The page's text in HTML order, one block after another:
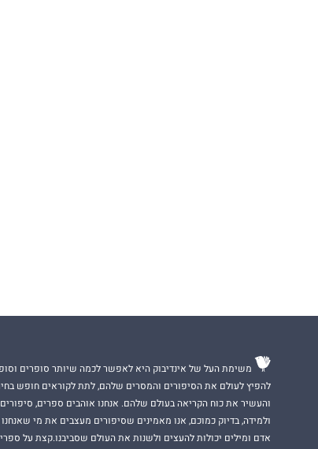
משימת העל של אינדיבוק היא לאפשר לכמה שיותר סופרים
להפיץ לעולם את הסיפורים והמסרים שלהם, לתת לקוראים חופש
והעשיר את כוח הקריאה בעולם שלהם. אנחנו אוהבים ספרים, סיפורים
ולמידה, בדיוק כמוכם, אנו מאמינים שסיפורים מעצבים את מי שאנחנו
אדם ומילים יכולות להעצים ולשנות את העולם שסביבנו.קצת על